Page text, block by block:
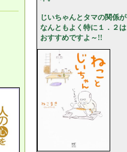
じいちゃんとタマの関係が
なんともよく特に１．２は
おすすめですよ～!!